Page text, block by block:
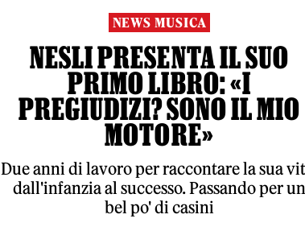
NEWS MUSICA
NESLI PRESENTA IL SUO
PRIMO LIBRO: «I
PREGIUDIZI? SONO IL MIO
MOTORE»
Due anni di lavoro per raccontare la sua
dall'infanzia al successo. Passando per un
bel po' di casini